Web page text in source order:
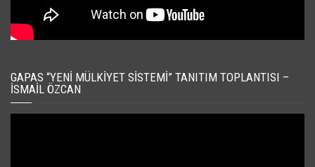
GAPAS “YENI MÜLKIYET SISTEMI” TANITIM TOPLANTISI –
İSMAIL ÖZCAN